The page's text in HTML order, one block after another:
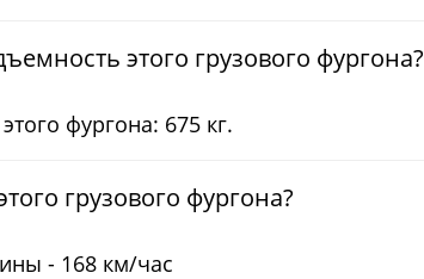
этого грузового фургона?
фургона: 675 кг.
грузового фургона?
- 168 км/час